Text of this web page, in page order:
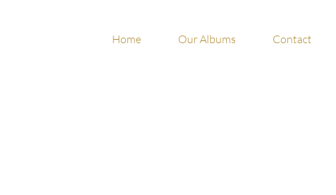
Home Our Albums Contact